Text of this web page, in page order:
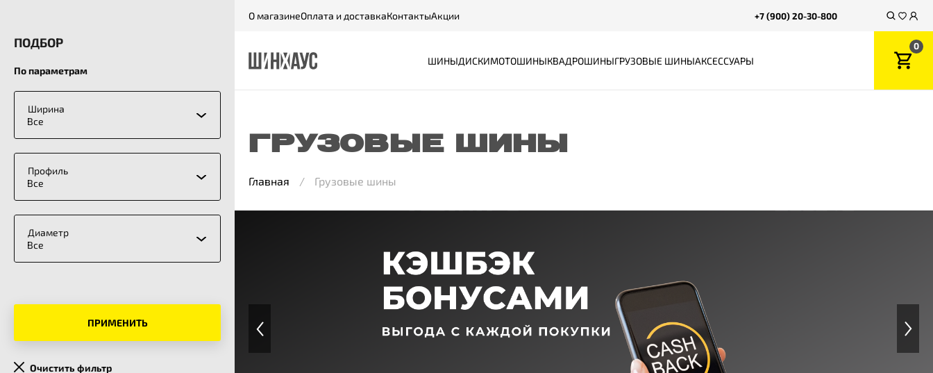
О магазинеОплата и доставкаКонтактыАкции +7 (900) 20-30-800
ШИНЫДИСКИМОТОШИНЫКВАДРОШИНЫГРУЗОВЫЕ ШИНЫАКСЕССУАРЫ
0
ГРУЗОВЫЕ ШИНЫ
Главная Грузовые шины
ПОДБОР
По параметрам
Все
Ширина
Все
Профиль
Все
Диаметр
ПРИМЕНИТЬ
Очистить фильтр